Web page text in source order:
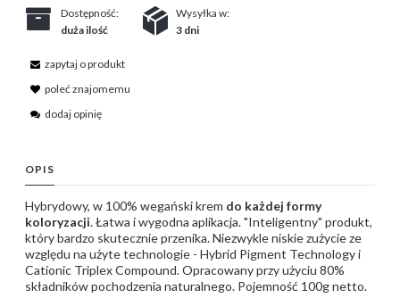
Dostępność:
duża ilość
Wysyłka w:
3 dni
zapytaj o produkt
poleć znajomemu
dodaj opinię
OPIS
Hybrydowy, w 100% wegański krem do każdej formy
koloryzacji. Łatwa i wygodna aplikacja. "Inteligentny" produkt,
który bardzo skutecznie przenika. Niezwykle niskie zużycie ze
względu na użyte technologie - Hybrid Pigment Technology i
Cationic Triplex Compound. Opracowany przy użyciu 80%
składników pochodzenia naturalnego. Pojemność 100g netto.